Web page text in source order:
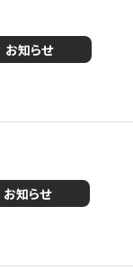
お知らせ
お知らせ